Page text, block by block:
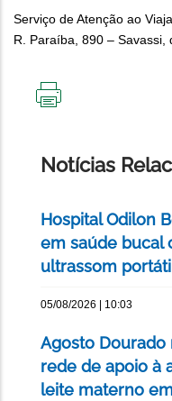
Serviço de Atenção ao
R. Paraíba, 890 – Savassi,
Notícias
Hospital Odilon
em saúde bucal
ultrassom
05/08/2026 | 10:03
Agosto
rede de apoio à
leite materno